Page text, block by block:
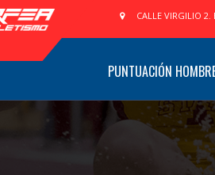
CALLE VIRGILIO
PUNTUACIÓN